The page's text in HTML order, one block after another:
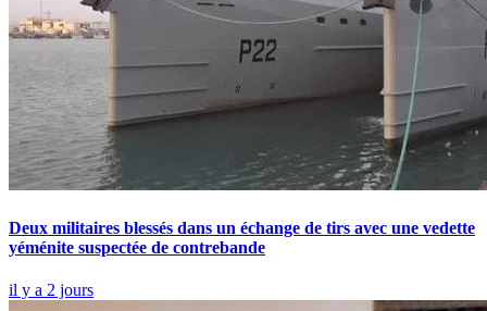
Deux militaires blessés dans un échange de tirs avec une vedette
yéménite suspectée de contrebande
il y a 2 jours